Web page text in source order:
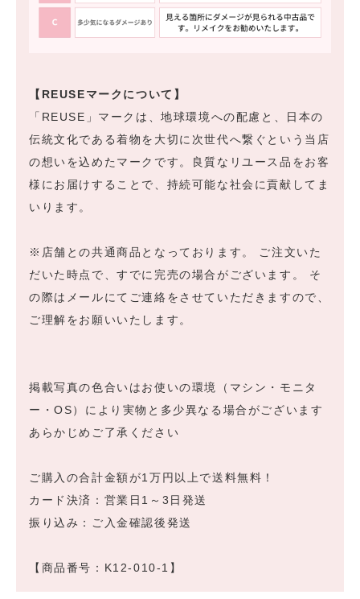
【REUSEマークについて】
「REUSE」マークは、地球環境への配慮と、日本の
伝統文化である着物を大切に次世代へ繋ぐという当店
の想いを込めたマークです。良質なリユース品をお客
様にお届けすることで、持続可能な社会に貢献してま
いります。
※店舗との共通商品となっております。 ご注文いた
だいた時点で、すでに完売の場合がございます。 そ
の際はメールにてご連絡をさせていただきますので、
ご理解をお願いいたします。
掲載写真の色合いはお使いの環境（マシン・モニタ
ー・OS）により実物と多少異なる場合がございます
あらかじめご了承ください
ご購入の合計金額が1万円以上で送料無料！
カード決済：営業日1～3日発送
振り込み：ご入金確認後発送
【商品番号：K12-010-1】